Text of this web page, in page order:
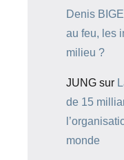
Denis
au feu, les
milieu ?
JUNG sur
de 15
monde